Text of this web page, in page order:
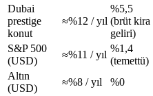
Dubai
prestige
konut
≈%12 / yıl
%5,5
(brüt kira
geliri)
S&P 500
(USD)
≈%11 / yıl
%1,4
(temettü)
Altın
(USD)
≈%8 / yıl %0